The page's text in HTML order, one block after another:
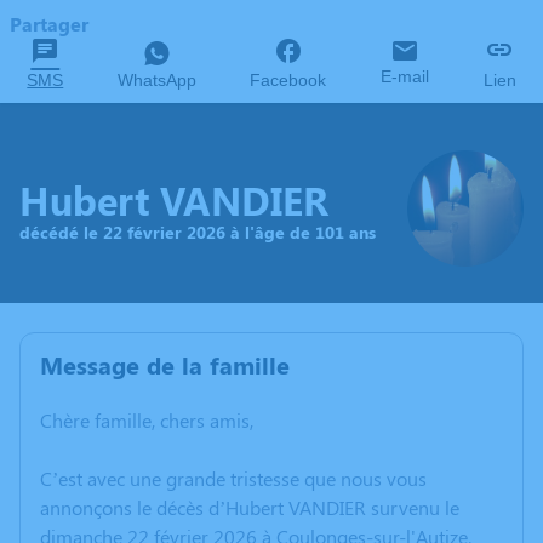
Partager
SMS WhatsApp Facebook E-mail Lien
Hubert VANDIER
décédé le 22 février 2026 à l'âge de 101 ans
Message de la famille
Chère famille, chers amis,
C’est avec une grande tristesse que nous vous
annonçons le décès d’Hubert VANDIER survenu le
dimanche 22 février 2026 à Coulonges-sur-l'Autize.